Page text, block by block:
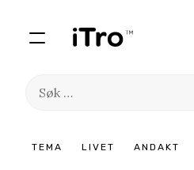
TEMA LIVET ANDAKT
Søk